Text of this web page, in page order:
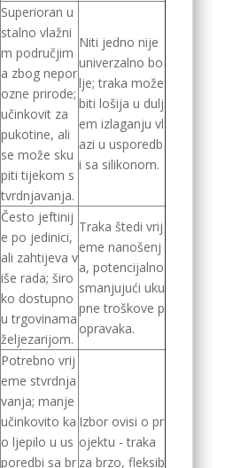
Superioran u
stalno vlažni
m područjim
a zbog nepor
ozne prirode;
učinkovit za
pukotine, ali
se može sku
piti tijekom s
tvrdnjavanja.
Niti jedno nije
univerzalno bo
lje; traka može
biti lošija u dulj
em izlaganju vl
azi u usporedb
i sa silikonom.
Često jeftinij
e po jedinici,
ali zahtijeva v
iše rada; širo
ko dostupno
u trgovinama
željezarijom.
Traka štedi vrij
eme nanošenj
a, potencijalno
smanjujući uku
pne troškove p
opravaka.
Potrebno vrij
eme stvrdnja
vanja; manje
učinkovito ka
o ljepilo u us
poredbi sa br
Izbor ovisi o pr
ojektu - traka
za brzo, fleksib